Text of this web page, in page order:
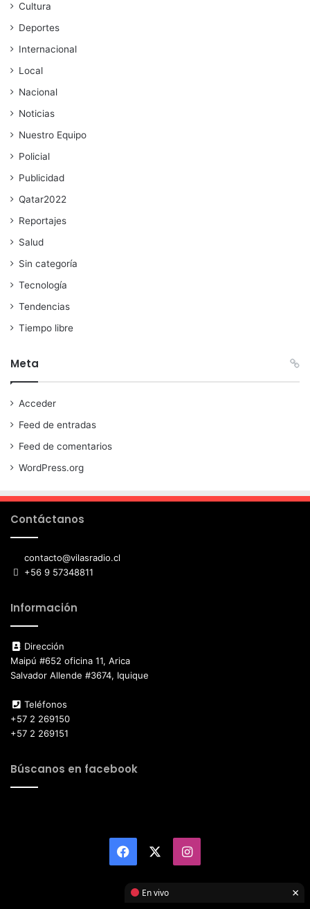
Cultura
Deportes
Internacional
Local
Nacional
Noticias
Nuestro Equipo
Policial
Publicidad
Qatar2022
Reportajes
Salud
Sin categoría
Tecnología
Tendencias
Tiempo libre
Meta
Acceder
Feed de entradas
Feed de comentarios
WordPress.org
Contáctanos
contacto@vilasradio.cl
+56 9 57348811
Información
Dirección
Maipú #652 oficina 11, Arica
Salvador Allende #3674, Iquique
Teléfonos
+57 2 269150
+57 2 269151
Búscanos en facebook
Facebook Instagram
En vivo ×